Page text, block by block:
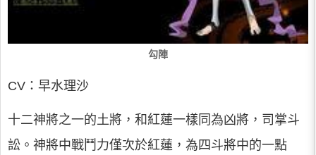
勾陣
CV：早水理沙
十二神將之一的土將，和紅蓮一樣同為凶將，司掌斗
訟。神將中戰鬥力僅次於紅蓮，為四斗將中的一點